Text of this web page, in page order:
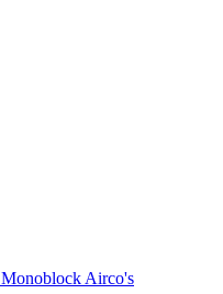
Monoblock Airco's